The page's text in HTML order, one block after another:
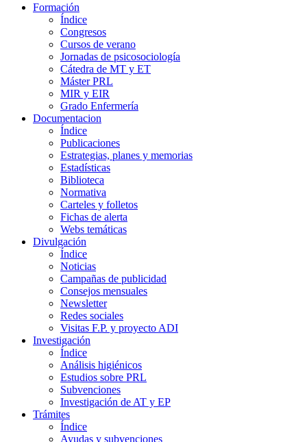
Formación
Índice
Congresos
Cursos de verano
Jornadas de psicosociología
Cátedra de MT y ET
Máster PRL
MIR y EIR
Grado Enfermería
Documentacion
Índice
Publicaciones
Estrategias, planes y memorias
Estadísticas
Biblioteca
Normativa
Carteles y folletos
Fichas de alerta
Webs temáticas
Divulgación
Índice
Noticias
Campañas de publicidad
Consejos mensuales
Newsletter
Redes sociales
Visitas F.P. y proyecto ADI
Investigación
Índice
Análisis higiénicos
Estudios sobre PRL
Subvenciones
Investigación de AT y EP
Trámites
Índice
Ayudas y subvenciones